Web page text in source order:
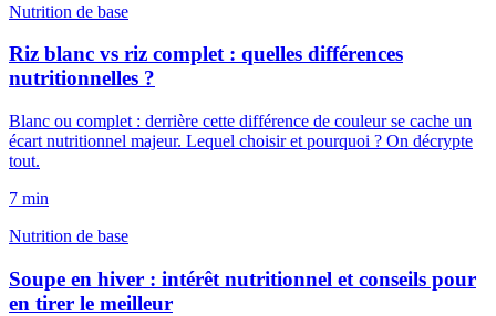
Nutrition de base
Riz blanc vs riz complet : quelles différences
nutritionnelles ?
Blanc ou complet : derrière cette différence de couleur se cache un
écart nutritionnel majeur. Lequel choisir et pourquoi ? On décrypte
tout.
7 min
Nutrition de base
Soupe en hiver : intérêt nutritionnel et conseils pour
en tirer le meilleur